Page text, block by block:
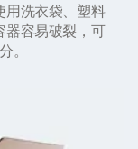
用洗衣袋、塑料
器容易破裂，可
。